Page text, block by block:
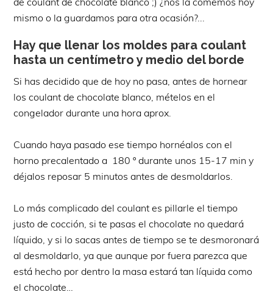
mismo o la guardamos para otra ocasión?...
Hay que llenar los moldes para coulant
hasta un centímetro y medio del borde
Si has decidido que de hoy no pasa, antes de hornear
los coulant de chocolate blanco, mételos en el
congelador durante una hora aprox.
Cuando haya pasado ese tiempo hornéalos con el
horno precalentado a 180 º durante unos 15-17 min y
déjalos reposar 5 minutos antes de desmoldarlos.
Lo más complicado del coulant es pillarle el tiempo
justo de cocción, si te pasas el chocolate no quedará
líquido, y si lo sacas antes de tiempo se te desmoronará
al desmoldarlo, ya que aunque por fuera parezca que
está hecho por dentro la masa estará tan líquida como
el chocolate…